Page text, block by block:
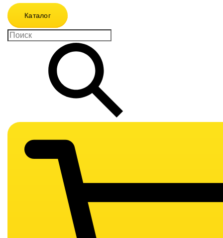
Каталог